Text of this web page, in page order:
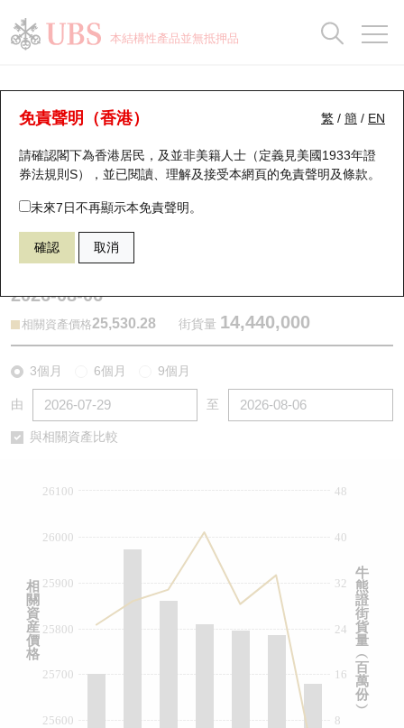
本結構性產品並無抵押品
繁 / 簡 / EN
免責聲明（香港）
請確認閣下為香港居民，及並非美籍人士（定義見美國1933年證
券法規則S），並已閱讀、理解及接受本網頁的免責聲明及條款。
未來7日不再顯示本免責聲明。
確認 取消
牛熊證分析儀
表現 街貨統計 比較
67438 瑞銀牛證 HSI 恒生指數
2026-08-06
相關資產價格25,530.28 街貨量 14,440,000
3個月 6個月 9個月
由 至
與相關資產比較
8
16
24
32
40
48
25600
25700
25800
25900
26000
26100
牛
熊
證
街
貨
量
︵
百
萬
份
︶
相
關
資
産
價
格
瑞銀認股證一覽
新發行瑞銀認股證
即將到期認股證
認股證到期結算價查詢
認股證分析儀
認股證/牛熊證日誌
街貨統計
比較
牛熊全景快搜
牛熊證搜尋
牛熊證街貨分佈圖
正股牛熊證列表
新發行瑞銀牛熊證
牛熊證到期結算價查詢
牛熊證文件及公告 (瑞信)
街貨統計
比較
十大升幅/跌幅
十大認股證成交分佈
十天股證佔大市成交
資金流
街貨統計
正股分析儀
二十大活躍股份
恒指成份股
國指成份股
科指成份股
中資ETFs溢價比較
收市競價變化
持股比重
顯示所有持股比重
每月輪證大市專題
輪證專欄
講座及教育短片
認股證投資者教育
牛熊證投資者教育